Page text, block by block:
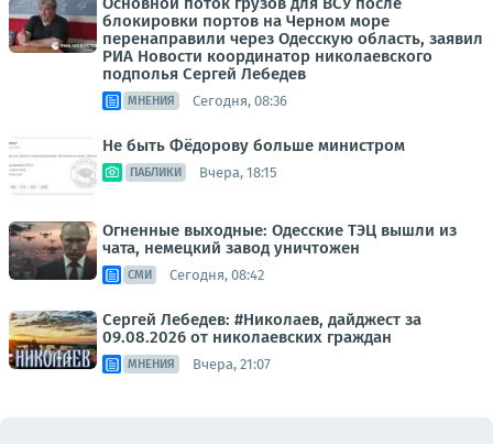
блокировки портов на Черном море
перенаправили через Одесскую область, заявил
РИА Новости координатор николаевского
подполья Сергей Лебедев
МНЕНИЯ Сегодня, 08:36
Не быть Фёдорову больше министром
ПАБЛИКИ Вчера, 18:15
Огненные выходные: Одесские ТЭЦ вышли из
чата, немецкий завод уничтожен
СМИ Сегодня, 08:42
Сергей Лебедев: #Николаев, дайджест за
09.08.2026 от николаевских граждан
МНЕНИЯ Вчера, 21:07